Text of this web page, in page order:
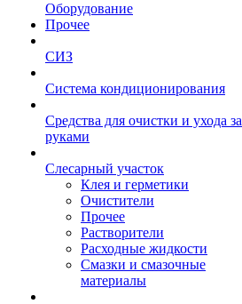
Оборудование
Прочее
СИЗ
Система кондиционирования
Средства для очистки и ухода за
руками
Слесарный участок
Клея и герметики
Очистители
Прочее
Растворители
Расходные жидкости
Смазки и смазочные
материалы